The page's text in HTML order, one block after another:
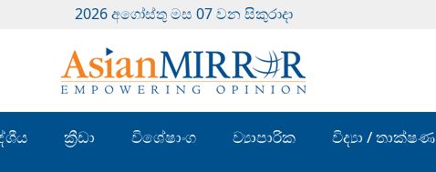
2026 අගෝස්‍තු මස 07 වන සිකුරාදා
ක්‍රීඩා විශේෂාංග ව්‍යාපාරික විද්‍යා / තාක්ෂණ